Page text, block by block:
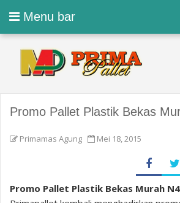
Menu bar
Promo Pallet Plastik Bekas
Primamas Agung Mei 18, 2015
Promo Pallet Plastik Bekas Murah